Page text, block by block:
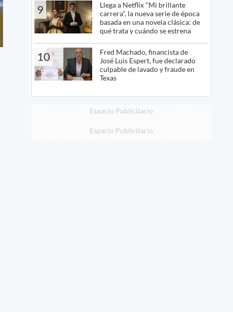
9
Llega a Netflix "Mi brillante
carrera", la nueva serie de época
basada en una novela clásica: de
qué trata y cuándo se estrena
10
Fred Machado, financista de
José Luis Espert, fue declarado
culpable de lavado y fraude en
Texas
Espacio Publicitario
Espacio Publicitario